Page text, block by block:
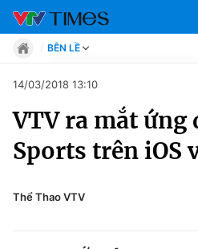
Chuyên mục
Tin tức
BÊN LỀ
Move
Phong cách
Sự kiện
Thể thao điện tử
14/03/2018 13:10
VTV ra mắt ứng
Sports trên iOS
Thể Thao VTV